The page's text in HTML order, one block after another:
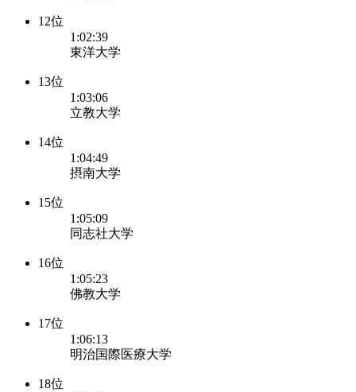
12位
1:02:39
東洋大学
13位
1:03:06
立教大学
14位
1:04:49
摂南大学
15位
1:05:09
同志社大学
16位
1:05:23
佛教大学
17位
1:06:13
明治国際医療大学
18位